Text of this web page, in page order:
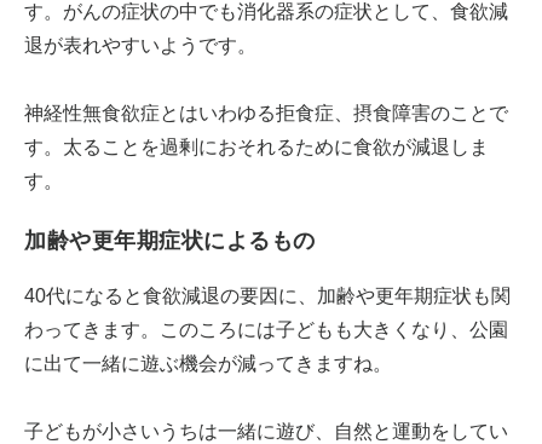
す。がんの症状の中でも消化器系の症状として、食欲減
退が表れやすいようです。
神経性無食欲症とはいわゆる拒食症、摂食障害のことで
す。太ることを過剰におそれるために食欲が減退しま
す。
加齢や更年期症状によるもの
40代になると食欲減退の要因に、加齢や更年期症状も関
わってきます。このころには子どもも大きくなり、公園
に出て一緒に遊ぶ機会が減ってきますね。
子どもが小さいうちは一緒に遊び、自然と運動をしてい